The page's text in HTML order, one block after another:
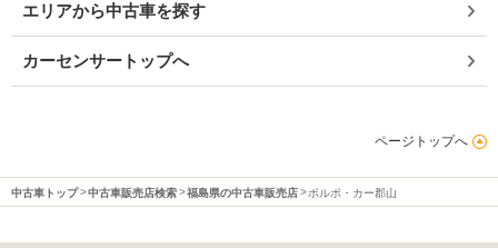
エリアから中古車を探す
カーセンサートップへ
ページトップへ
中古車トップ 中古車販売店検索 福島県の中古車販売店 ボルボ・カー郡山